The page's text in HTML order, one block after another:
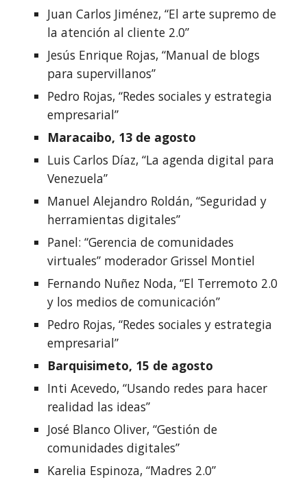
Juan Carlos Jiménez, “El arte supremo de
la atención al cliente 2.0”
Jesús Enrique Rojas, “Manual de blogs
para supervillanos”
Pedro Rojas, “Redes sociales y estrategia
empresarial”
Maracaibo, 13 de agosto
Luis Carlos Díaz, “La agenda digital para
Venezuela”
Manuel Alejandro Roldán, “Seguridad y
herramientas digitales”
Panel: “Gerencia de comunidades
virtuales” moderador Grissel Montiel
Fernando Nuñez Noda, “El Terremoto 2.0
y los medios de comunicación”
Pedro Rojas, “Redes sociales y estrategia
empresarial”
Barquisimeto, 15 de agosto
Inti Acevedo, “Usando redes para hacer
realidad las ideas”
José Blanco Oliver, “Gestión de
comunidades digitales”
Karelia Espinoza, “Madres 2.0”